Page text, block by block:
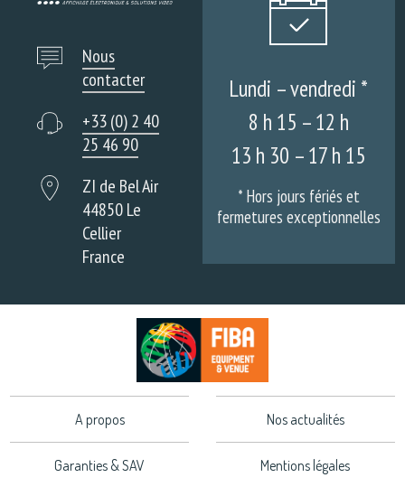
Nous
contacter
+33 (0) 2 40
25 46 90
ZI de Bel Air
44850 Le
Cellier
France
Lundi – vendredi *
8 h 15 – 12 h
13 h 30 – 17 h 15
* Hors jours fériés et
fermetures exceptionnelles
A propos Nos actualités
Garanties & SAV Mentions légales